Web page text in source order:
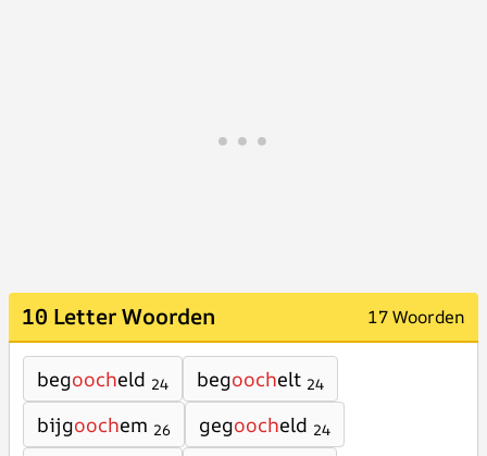
10 Letter Woorden 17 Woorden
begoocheld 24 begoochelt 24
bijgoochem 26 gegoocheld 24